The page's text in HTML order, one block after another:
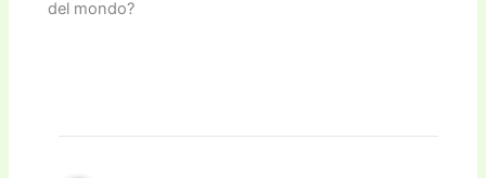
del mondo?